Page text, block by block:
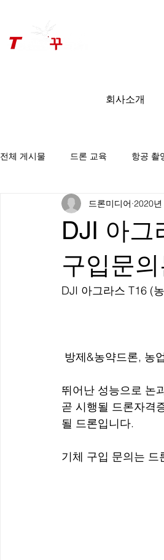
회사소개
전체 게시물 드론 교육 항공 촬
팀꾸러기 소식
DJI 아그
구입문
드론미디어 2020
DJI 아그라스 T16 (
방제&농약드론, 농
뛰어난 성능으로 논
곧 시행될 드론자격
될 드론입니다.
기체 구입 문의는 드